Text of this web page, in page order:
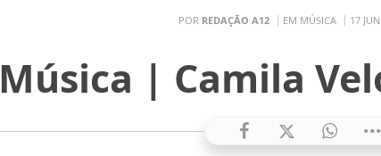
POR REDAÇÃO A12 EM MÚSICA 17
Música | Camila